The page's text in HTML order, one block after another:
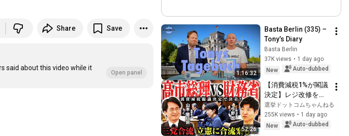
Share Save
said about this video while it
Open panel 1:16:32
Basta Berlin (335) –
Tony’s Diary
Basta Berlin
37K views • 1 day ago
New
Auto-dubbed
52:26
【消費減税1%が閣議
決定】レジ改修を巡
る攻防と自民党内の
激しい葛藤／中道・
立憲・公明の3党合流
選挙ドットコムちゃんねる
255K views • 1 day ago
New
Auto-dubbed